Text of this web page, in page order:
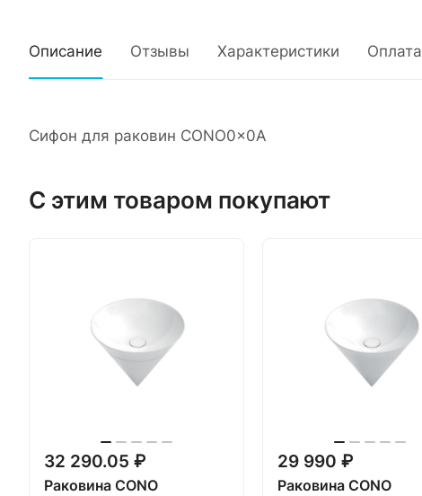
Описание Отзывы Характеристики Оплата
Сифон для раковин CONO0x0A
С этим товаром покупают
32 290.05 ₽
Раковина CONO
29 990 ₽
Раковина CONO